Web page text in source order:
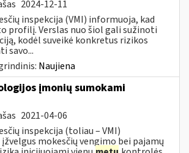
2024-12-11
inspekcija (VMI) informuoja, kad
profilį. Verslas nuo šiol gali sužinoti
kodėl suveikė konkretus rizikos
savo...
Naujiena
įmonių sumokami
2021-04-06
inspekcija (toliau – VMI)
mokesčių vengimo bei pajamų